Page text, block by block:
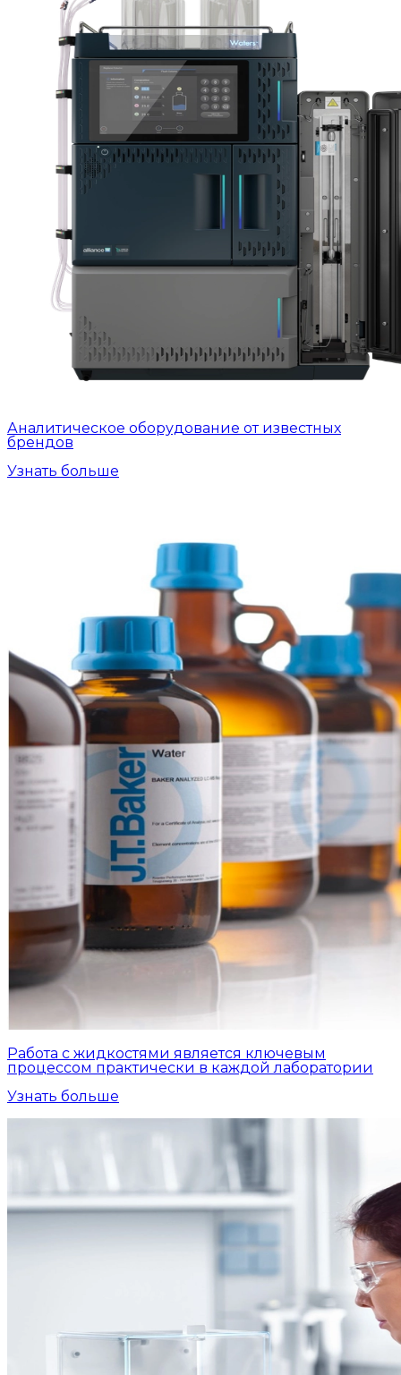
Аналитическое оборудование от известных
брендов
Узнать больше
Работа с жидкостями является ключевым
процессом практически в каждой лаборатории
Узнать больше